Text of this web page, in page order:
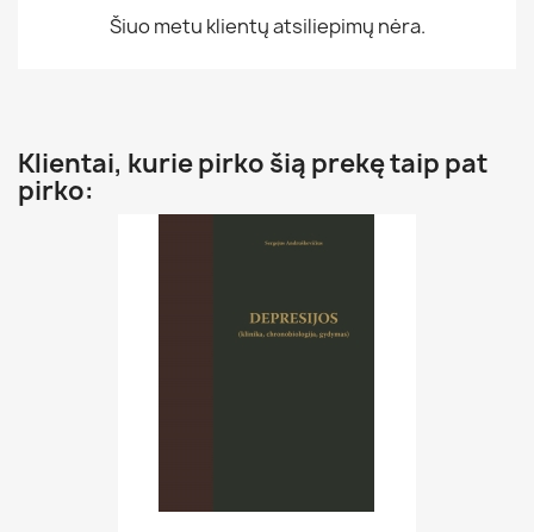
Šiuo metu klientų atsiliepimų nėra.
Klientai, kurie pirko šią prekę taip pat
pirko: